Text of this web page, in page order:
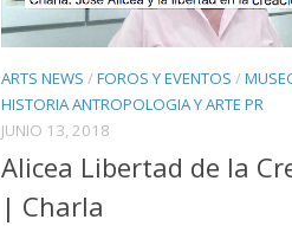
ARTS NEWS /FOROS Y EVENTOS /
HISTORIA ANTROPOLOGIA Y ARTE PR
JUNIO 13, 2018
Alicea Libertad de la
| Charla